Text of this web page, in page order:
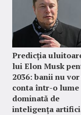
Predicția
lui Elon Musk
2036: banii nu
conta într-o lume
dominată de
inteligența